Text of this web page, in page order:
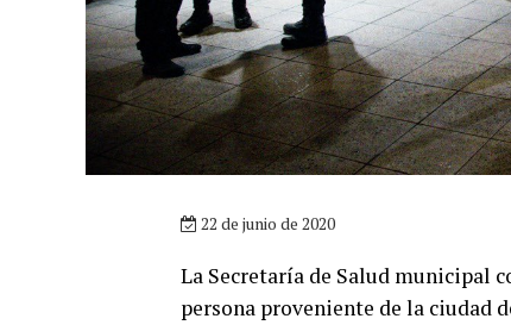
22 de junio de 2020
La Secretaría de Salud municipal
persona proveniente de la ciudad